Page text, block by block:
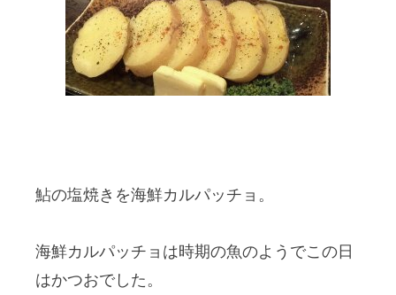
鮎の塩焼きを海鮮カルパッチョ。
海鮮カルパッチョは時期の魚のようでこの日
はかつおでした。